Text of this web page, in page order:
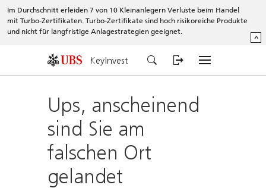
Im Durchschnitt erleiden 7 von 10 Kleinanlegern Verluste beim Handel
mit Turbo-Zertifikaten. Turbo-Zertifikate sind hoch risikoreiche Produkte
und nicht für langfristige Anlagestrategien geeignet.
^
KeyInvest
Ups, anscheinend
sind Sie am
falschen Ort
gelandet